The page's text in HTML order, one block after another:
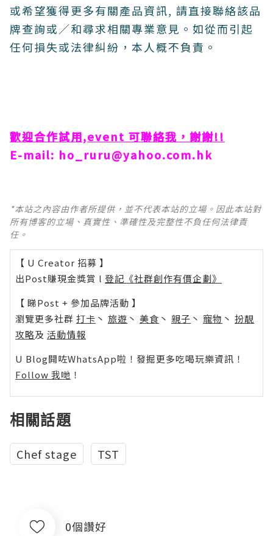
或希望獲得更多有關產品資訊, 請直接聯絡該品
牌查詢或∕和尋求相關專業意見。如從而引起
任何損失或法律糾紛，本人概不負責。
歡迎合作試用,event 可聯絡我，謝謝!!
E-mail: ho_ruru@yahoo.com.hk
*本站之內容由作者所提供，並不代表本站的立場。因此本站對
所有博客的立場、真實性、準確性及完整性不負任何法律責
任。
【 U Creator 招募 】
出Post賺現金獎賞 l 登記《社群創作有價企劃》
【 睇Post + 參加品牌活動 】
瀏覽更多社群 打卡 丶 旅遊 丶 美食 丶 親子 丶 寵物 丶 扮靚
攻略及 活動情報
U Blog開咗WhatsApp啦！發掘更多吃喝玩樂資訊！
Follow 我哋 ！
相關話題
Chef stage TST
0個讚好